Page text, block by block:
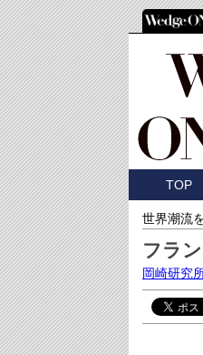
TOP
世界潮流
フラ
岡崎研究